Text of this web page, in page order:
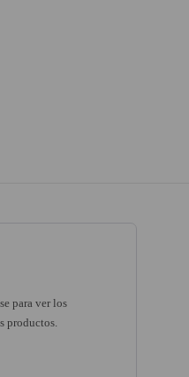
para ver los
productos.